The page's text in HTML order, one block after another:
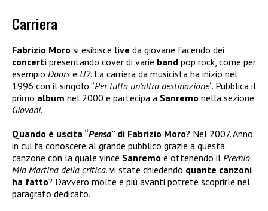
Carriera
Fabrizio Moro si esibisce live da giovane facendo dei
concerti presentando cover di varie band pop rock, come per
esempio Doorse U2. La carriera da musicista ha inizio nel
1996 con il singolo “Per tutta un’altra destinazione“. Pubblica il
primo album nel 2000 e partecipa a Sanremo nella sezione
Giovani.
Quando è uscita “Pensa” di Fabrizio Moro? Nel 2007. Anno
in cui fa conoscere al grande pubblico grazie a questa
canzone con la quale vince Sanremo e ottenendo il Premio
Mia Martina della critica. vi state chiedendo quante canzoni
ha fatto? Davvero molte e più avanti potrete scoprirle nel
paragrafo dedicato.